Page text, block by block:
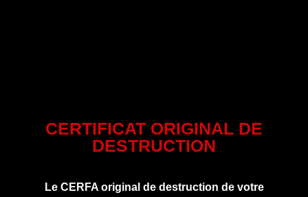
CERTIFICAT ORIGINAL DE
DESTRUCTION
Le CERFA original de destruction de votre